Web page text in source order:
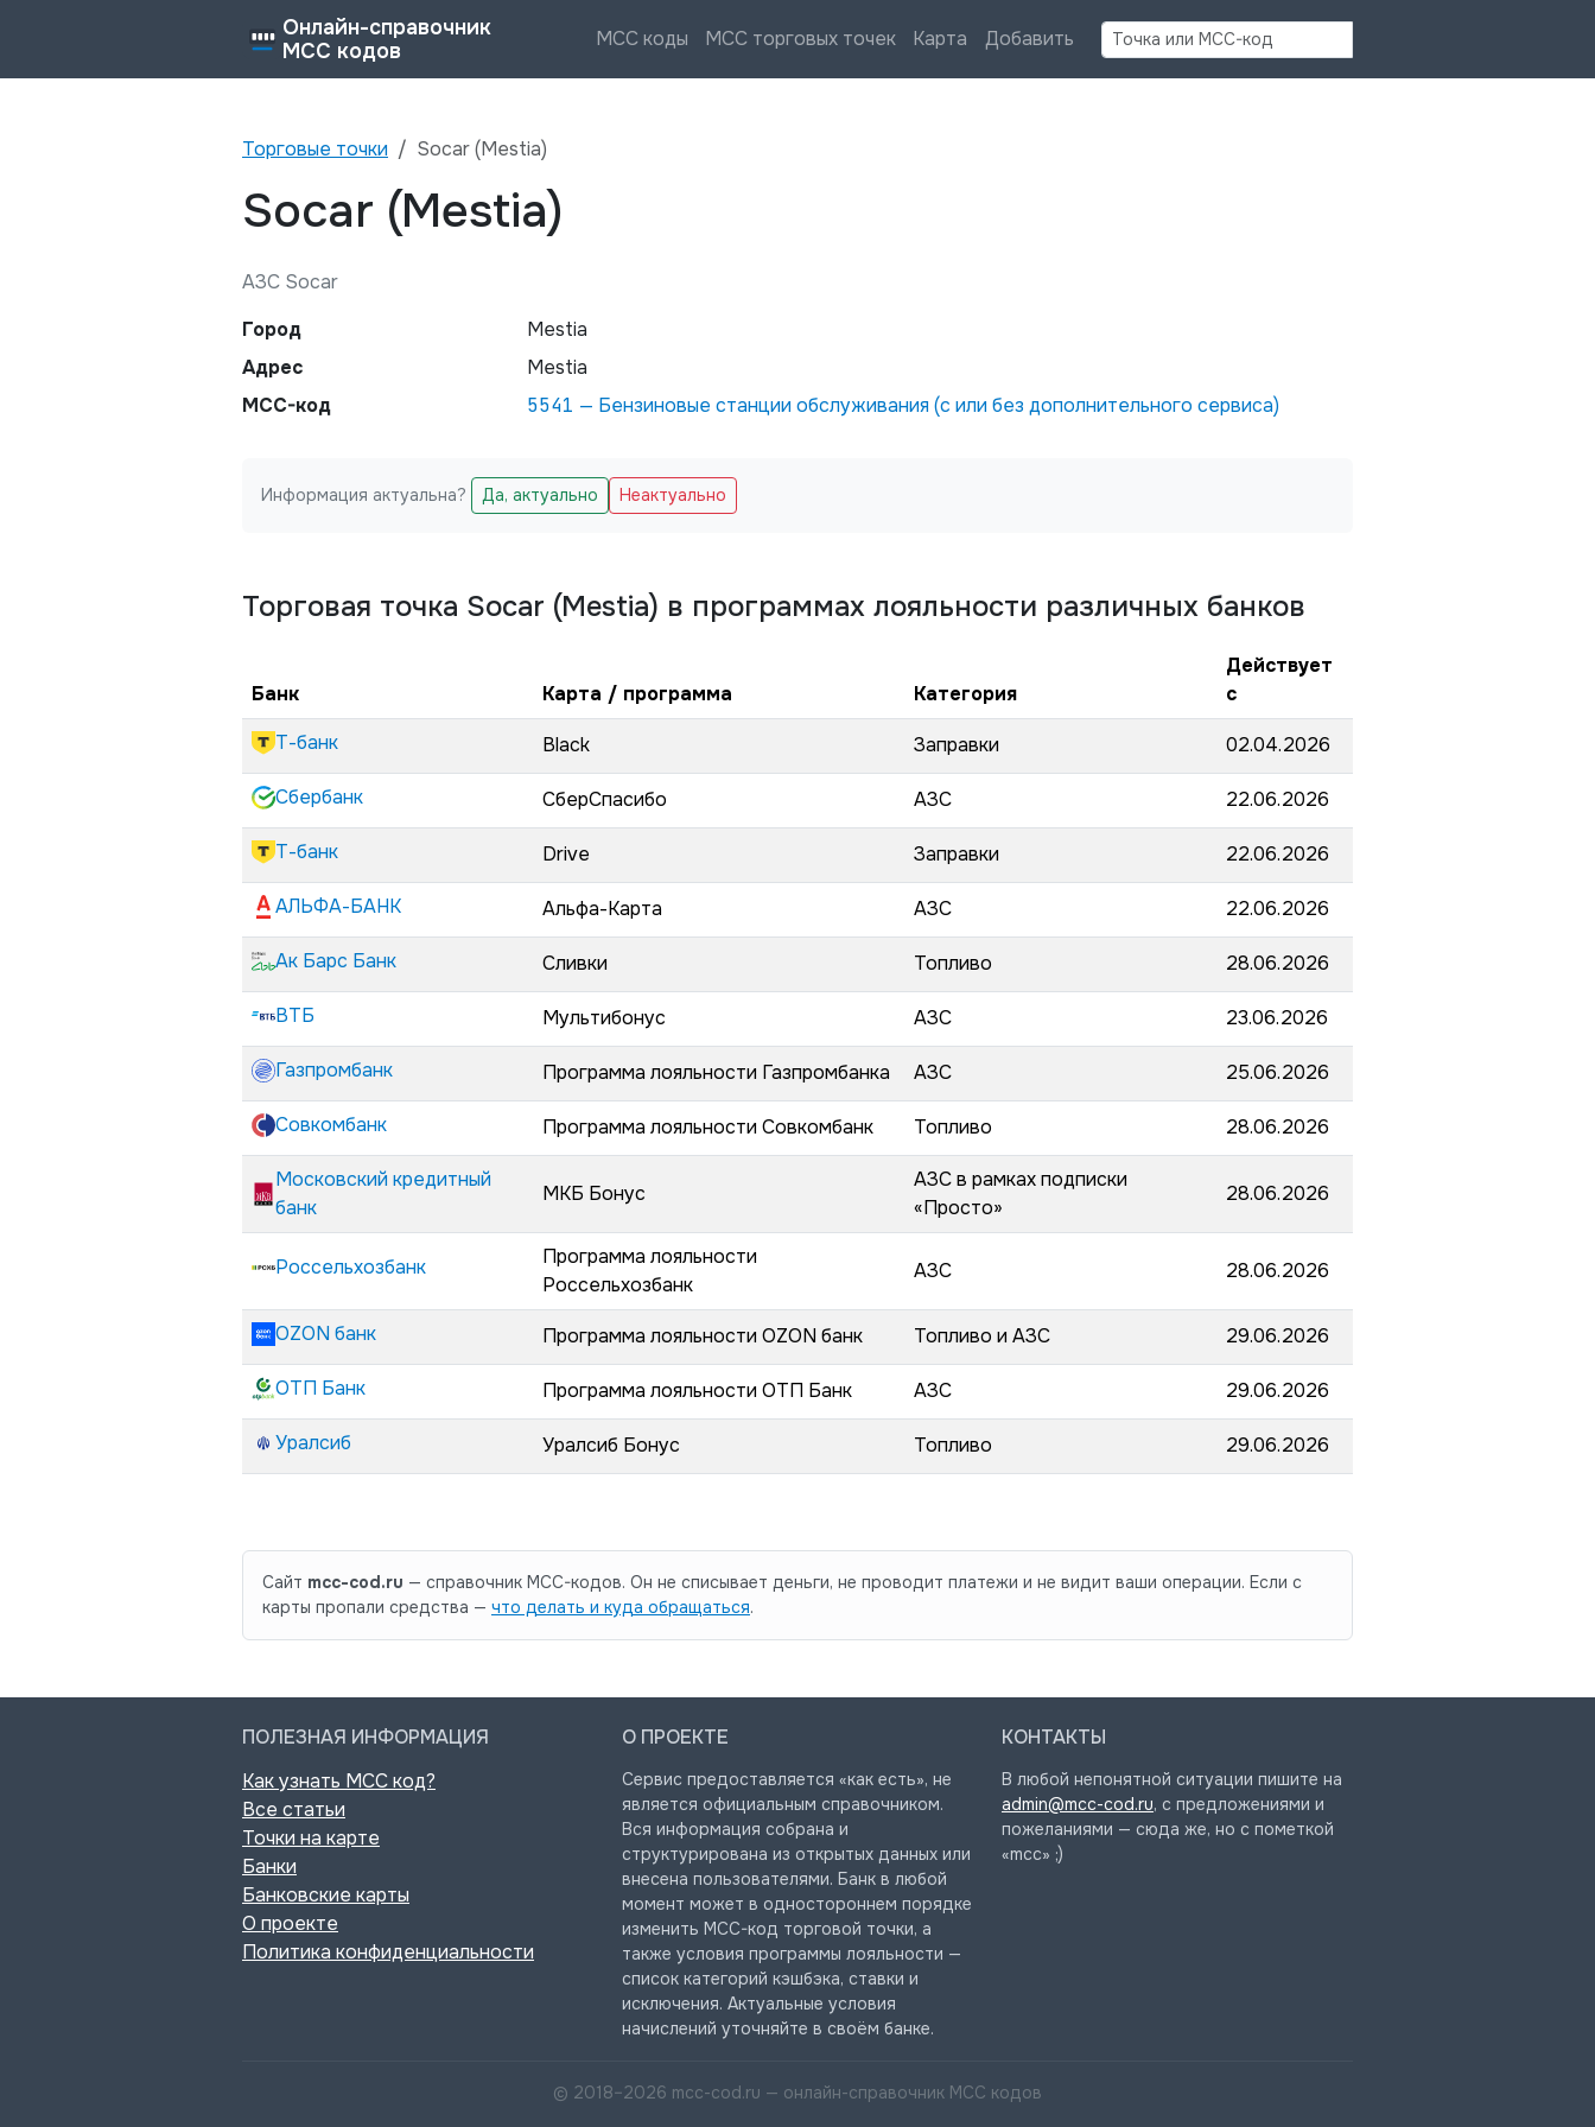
Онлайн-справочник
MCC кодов
MCC коды MCC торговых точек Карта Добавить Найти
Торговые точки Socar (Mestia)
Socar (Mestia)
АЗС Socar
Город
Mestia
Адрес
Mestia
MCC-код
5541 — Бензиновые станции обслуживания (с или без дополнительного сервиса)
Не заполняйте это поле
Информация актуальна? Да, актуально Неактуально
Торговая точка Socar (Mestia) в программах лояльности различных банков
Банк Карта / программа Категория
Действует
с
Т-банк
Black Заправки 02.04.2026
Сбербанк СберСпасибо АЗС 22.06.2026
Т-банк Drive Заправки 22.06.2026
АЛЬФА-БАНК Альфа-Карта АЗС 22.06.2026
Ак Барс Банк Сливки Топливо 28.06.2026
ВТБ Мультибонус АЗС 23.06.2026
Газпромбанк Программа лояльности Газпромбанка АЗС 25.06.2026
Совкомбанк Программа лояльности Совкомбанк Топливо 28.06.2026
Московский кредитный
банк
МКБ Бонус
АЗС в рамках подписки
«Просто»
28.06.2026
Россельхозбанк
Программа лояльности
Россельхозбанк
АЗС 28.06.2026
OZON банк Программа лояльности OZON банк Топливо и АЗС 29.06.2026
ОТП Банк Программа лояльности ОТП Банк АЗС 29.06.2026
Уралсиб Уралсиб Бонус Топливо 29.06.2026
Сайт mcc-cod.ru — справочник MCC-кодов. Он не списывает деньги, не проводит платежи и не видит ваши операции. Если с
карты пропали средства — что делать и куда обращаться.
ПОЛЕЗНАЯ ИНФОРМАЦИЯ
Как узнать MCC код?
Все статьи
Точки на карте
Банки
Банковские карты
О проекте
Политика конфиденциальности
О ПРОЕКТЕ
Сервис предоставляется «как есть», не
является официальным справочником.
Вся информация собрана и
структурирована из открытых данных или
внесена пользователями. Банк в любой
момент может в одностороннем порядке
изменить MCC-код торговой точки, а
также условия программы лояльности —
список категорий кэшбэка, ставки и
исключения. Актуальные условия
начислений уточняйте в своём банке.
КОНТАКТЫ
В любой непонятной ситуации пишите на
admin@mcc-cod.ru, с предложениями и
пожеланиями — сюда же, но с пометкой
«mcc» ;)
© 2018–2026 mcc-cod.ru — онлайн-справочник MCC кодов